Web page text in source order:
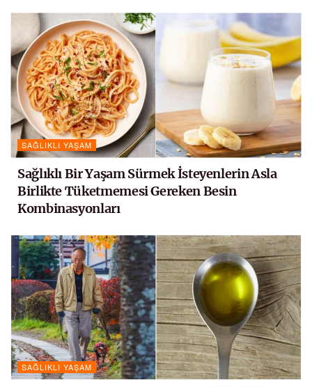
SAĞLIKLI YAŞAM
Sağlıklı Bir Yaşam Sürmek İsteyenlerin Asla
Birlikte Tüketmemesi Gereken Besin
Kombinasyonları
SAĞLIKLI YAŞAM